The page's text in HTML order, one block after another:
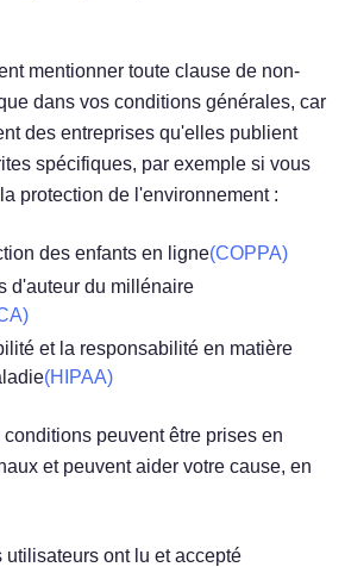
mentionner toute clause de non-
dans vos conditions générales, car
des entreprises qu'elles publient
spécifiques, par exemple si vous
protection de l'environnement :
des enfants en ligne(COPPA)
d'auteur du millénaire
et la responsabilité en matière
(HIPAA)
peuvent être prises en
et peuvent aider votre cause, en
utilisateurs ont lu et accepté